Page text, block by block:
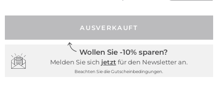
AUSVERKAUFT
Wollen Sie -10% sparen?
Melden Sie sich jetzt für den Newsletter an.
Beachten Sie die Gutscheinbedingungen.